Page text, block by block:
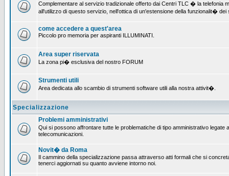
Complementare al servizio tradizionale offerto dai Centri TLC � la telefonia
all'utilizzo di questo servizio, nell'ottica di un'estensione della funzionalit�
come accedere a quest'area
Piccolo pro memoria per aspiranti ILLUMINATI.
Area super riservata
La zona pi� esclusiva del nostro FORUM
Strumenti utili
Area dedicata allo scambio di strumenti software utili alla nostra attivit�.
Specializzazione
Problemi amministrativi
Qui si possono affrontare tutte le problematiche di tipo amministrativo
telecomunicazioni.
Novit� da Roma
Il cammino della specializzazione passa attraverso atti formali che si
tenerci aggiornati su quanto avviene intorno noi.